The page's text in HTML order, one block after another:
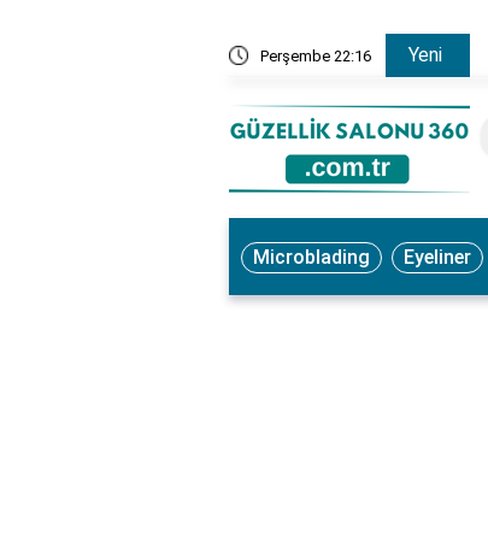
Perşembe 22:16 Yeni
Ne İşe Yarar? Faydaları ve Kullanım Yöntemleri
Microblading Eyeliner